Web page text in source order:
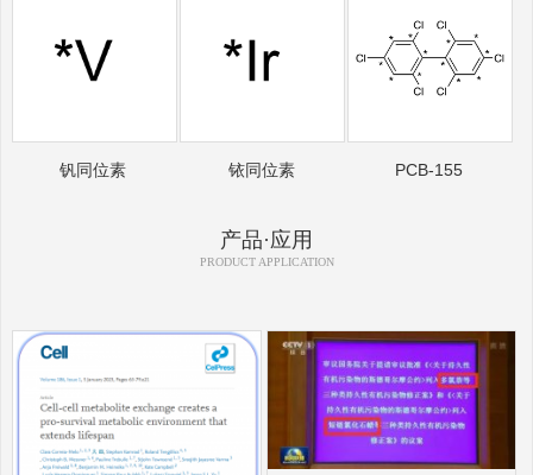
钒同位素 铱同位素 PCB-155
产品·应用
PRODUCT APPLICATION